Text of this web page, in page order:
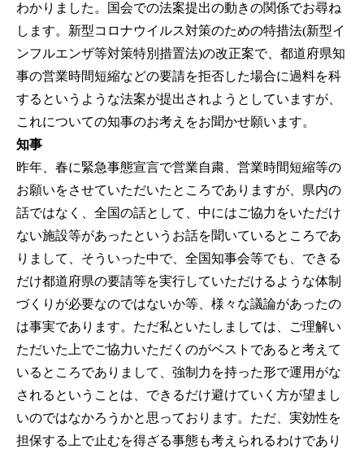
わかりました。国会での法案提出の動きの関係でお尋ね
します。新型コロナウイルス対策のための特措法(新型イ
ンフルエンザ等対策特別措置法)の改正案で、都道府県知
事の営業時間短縮などの要請を拒否した場合に過料を科
するというような法案が提出されようとしていますが、
これについての知事のお考えをお聞かせ願います。
知事
昨年、春に緊急事態宣言で営業自粛、営業時間短縮等の
お願いをさせていただいたところでありますが、県内の
話ではなく、全国の話として、中にはご協力をいただけ
ない施設等があったというお話を聞いているところであ
りまして、そういった中で、全国知事会等でも、できる
だけ都道府県の要請等を実行していただけるような体制
づくりが必要なのではないか等、様々な議論があったの
は事実であります。ただ私といたしましては、ご理解い
ただいた上でご協力いただくのがベストであると考えて
いるところでありまして、強制力を持った形で運用がな
されるということは、できるだけ避けていく方が望まし
いのではなかろうかと思っております。ただ、実効性を
担保する上で止むを得ざる事態も考えられるわけであり